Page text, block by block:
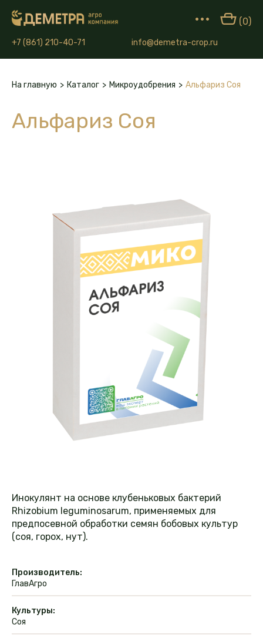
•••
+7 (861) 210-40-71 info@demetra-crop.ru
(0)
На главную > Каталог > Микроудобрения > Альфариз Соя
Альфариз Соя
Инокулянт на основе клубеньковых бактерий
Rhizobium leguminosarum, применяемых для
предпосевной обработки семян бобовых культур
(соя, горох, нут).
Производитель:
ГлавАгро
Культуры:
Соя